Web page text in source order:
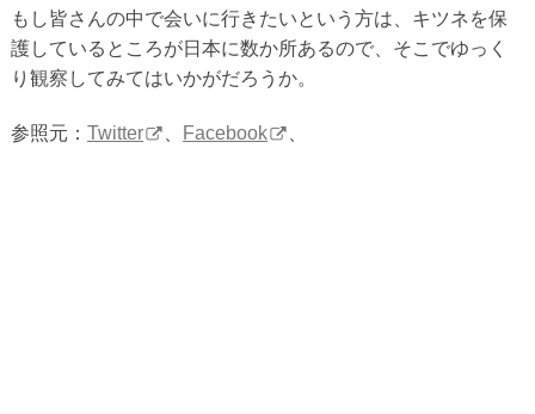
もし皆さんの中で会いに行きたいという方は、キツネを保
護しているところが日本に数か所あるので、そこでゆっく
り観察してみてはいかがだろうか。
参照元： Twitter Facebook